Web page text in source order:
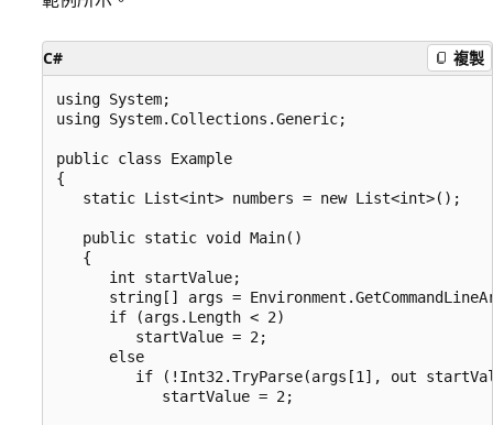
C# 複製
using System;
using System.Collections.Generic;
public class Example
{
   static List<int> numbers = new List<int>();
   public static void Main()
   {
      int startValue;
string[] args =
      if (args.Length < 2)
         startValue = 2;
      else
if (!Int32.TryParse(args[1], out
            startValue = 2;